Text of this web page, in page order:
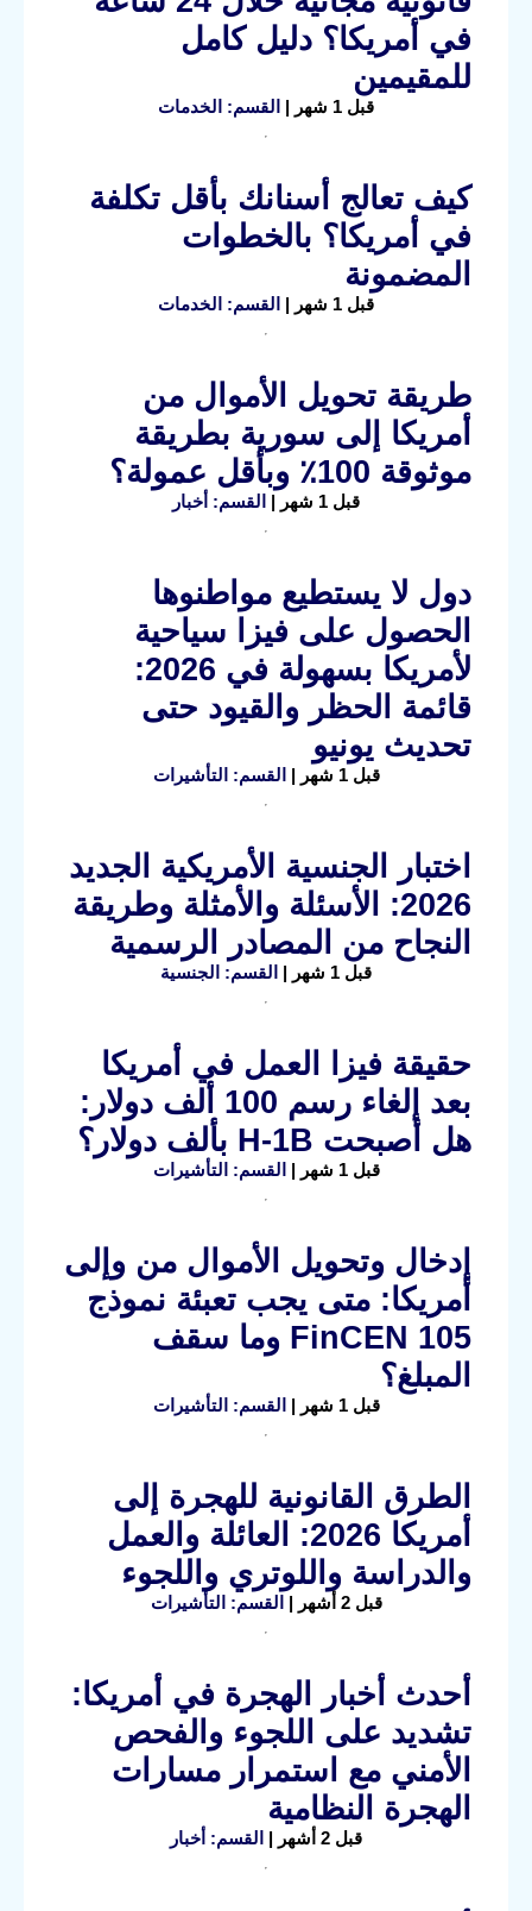
في أمريكا؟ دليل كامل
للمقيمين
قبل 1 شهر | القسم: الخدمات
كيف تعالج أسنانك بأقل تكلفة
في أمريكا؟ بالخطوات
المضمونة
قبل 1 شهر | القسم: الخدمات
طريقة تحويل الأموال من
أمريكا إلى سورية بطريقة
موثوقة 100٪ وبأقل عمولة؟
قبل 1 شهر | القسم: أخبار
دول لا يستطيع مواطنوها
الحصول على فيزا سياحية
لأمريكا بسهولة في 2026:
قائمة الحظر والقيود حتى
تحديث يونيو
قبل 1 شهر | القسم: التأشيرات
اختبار الجنسية الأمريكية الجديد
2026: الأسئلة والأمثلة وطريقة
النجاح من المصادر الرسمية
قبل 1 شهر | القسم: الجنسية
حقيقة فيزا العمل في أمريكا
بعد إلغاء رسم 100 ألف دولار:
هل أصبحت H-1B بألف دولار؟
قبل 1 شهر | القسم: التأشيرات
إدخال وتحويل الأموال من وإلى
أمريكا: متى يجب تعبئة نموذج
FinCEN 105 وما سقف
المبلغ؟
قبل 1 شهر | القسم: التأشيرات
الطرق القانونية للهجرة إلى
أمريكا 2026: العائلة والعمل
والدراسة واللوتري واللجوء
قبل 2 أشهر | القسم: التأشيرات
أحدث أخبار الهجرة في أمريكا:
تشديد على اللجوء والفحص
الأمني مع استمرار مسارات
الهجرة النظامية
قبل 2 أشهر | القسم: أخبار